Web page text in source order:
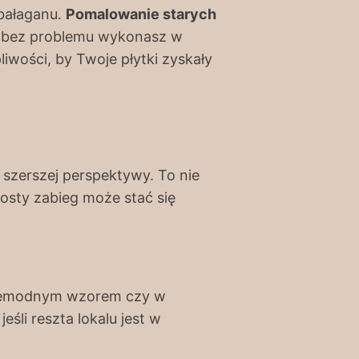
Pomalowanie starych
problemu wykonasz w
by Twoje płytki zyskały
perspektywy. To nie
zabieg może stać się
wzorem czy w
reszta lokalu jest w